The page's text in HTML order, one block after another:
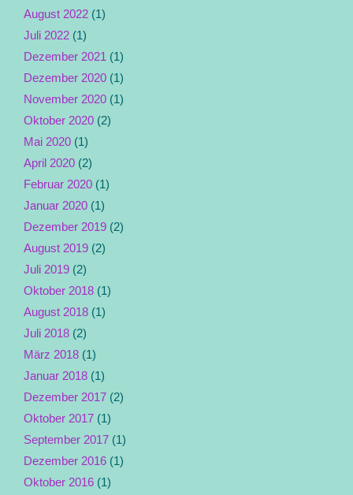
August 2022 (1)
Juli 2022 (1)
Dezember 2021 (1)
Dezember 2020 (1)
November 2020 (1)
Oktober 2020 (2)
Mai 2020 (1)
April 2020 (2)
Februar 2020 (1)
Januar 2020 (1)
Dezember 2019 (2)
August 2019 (2)
Juli 2019 (2)
Oktober 2018 (1)
August 2018 (1)
Juli 2018 (2)
März 2018 (1)
Januar 2018 (1)
Dezember 2017 (2)
Oktober 2017 (1)
September 2017 (1)
Dezember 2016 (1)
Oktober 2016 (1)